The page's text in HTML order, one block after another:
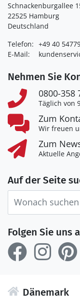
Schnackenburgallee
22525 Hamburg
Deutschland
Telefon: +49 40
E-Mail:
Nehmen Sie
0800-358
Täglich von
Zum
Wir freuen
Zum
Aktuelle
Auf der Seite
Folgen Sie uns
Dänemark